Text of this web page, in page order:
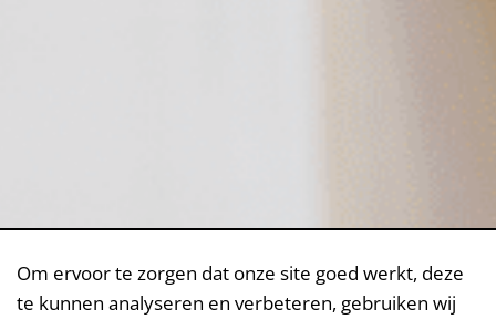
Om ervoor te zorgen dat onze site goed werkt, deze
te kunnen analyseren en verbeteren, gebruiken wij